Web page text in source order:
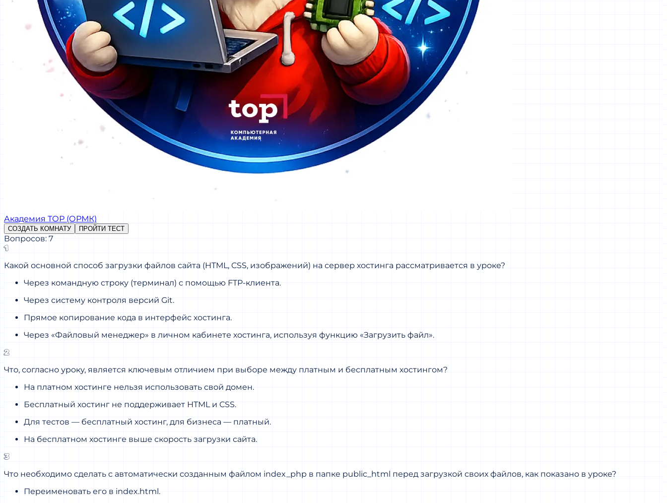
Академия ТОР (ОРМК)
СОЗДАТЬ КОМНАТУ ПРОЙТИ ТЕСТ
Вопросов: 7
1
Какой основной способ загрузки файлов сайта (HTML, CSS, изображений) на сервер хостинга рассматривается в уроке?
Через командную строку (терминал) с помощью FTP-клиента.
Через систему контроля версий Git.
Прямое копирование кода в интерфейс хостинга.
Через «Файловый менеджер» в личном кабинете хостинга, используя функцию «Загрузить файл».
2
Что, согласно уроку, является ключевым отличием при выборе между платным и бесплатным хостингом?
На платном хостинге нельзя использовать свой домен.
Бесплатный хостинг не поддерживает HTML и CSS.
Для тестов — бесплатный хостинг, для бизнеса — платный.
На бесплатном хостинге выше скорость загрузки сайта.
3
Что необходимо сделать с автоматически созданным файлом index_php в папке public_html перед загрузкой своих файлов, как показано в уроке?
Переименовать его в index.html.